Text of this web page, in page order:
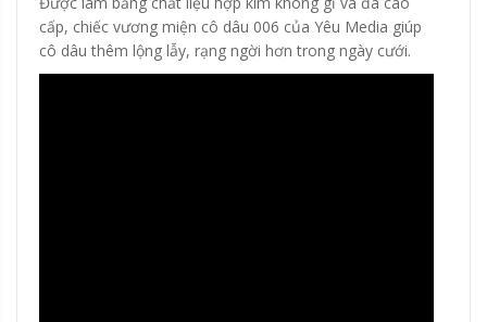
cấp, chiếc vương miện cô dâu 006 của Yêu Media giúp
cô dâu thêm lộng lẫy, rạng ngời hơn trong ngày cưới.